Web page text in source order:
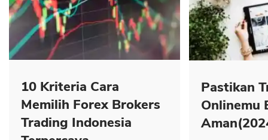
Asuransi Jiwa
Asuransi Kesehatan
Asuransi Syariah
10 Kriteria Cara
Memilih Forex Brokers
Trading Indonesia
Pastikan
Onlinemu